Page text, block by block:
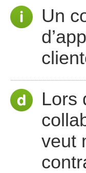
Un
Lors
veut